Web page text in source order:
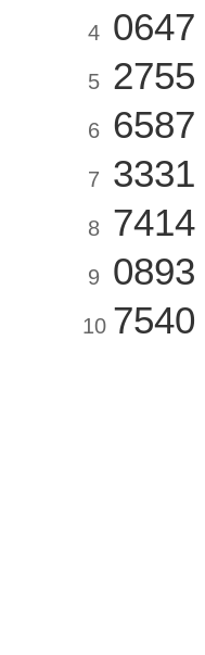
4 0647
5 2755
6 6587
7 3331
8 7414
9 0893
10 7540